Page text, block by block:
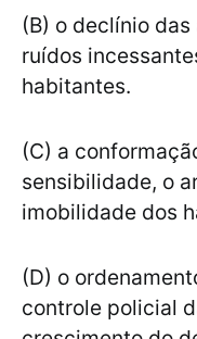
(B) o declínio
ruídos
habitantes.
(C) a
sensibilidade, o
imobilidade dos
(D) o
controle policial